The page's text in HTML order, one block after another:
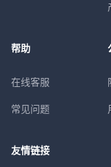
帮助
在线客服
常见问题
友情链接